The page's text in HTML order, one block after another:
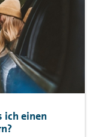
ich einen